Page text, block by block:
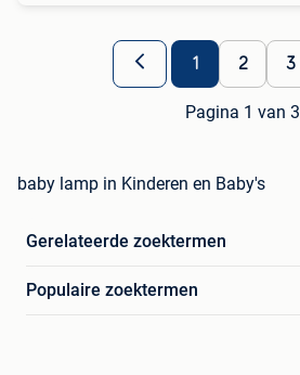
1 2 3
Pagina 1 van 3
baby lamp in Kinderen en Baby's
Gerelateerde zoektermen
Populaire zoektermen